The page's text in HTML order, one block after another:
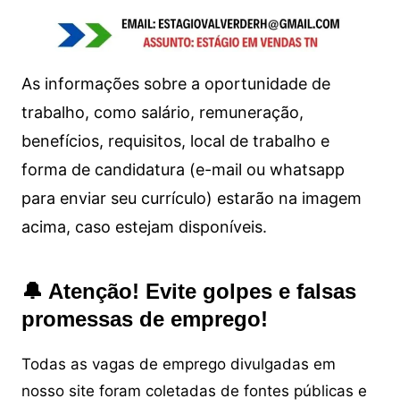
As informações sobre a oportunidade de
trabalho, como salário, remuneração,
benefícios, requisitos, local de trabalho e
forma de candidatura (e-mail ou whatsapp
para enviar seu currículo) estarão na imagem
acima, caso estejam disponíveis.
🔔 Atenção! Evite golpes e falsas
promessas de emprego!
Todas as vagas de emprego divulgadas em
nosso site foram coletadas de fontes públicas e